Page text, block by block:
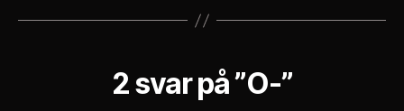
2 svar på ”O-”